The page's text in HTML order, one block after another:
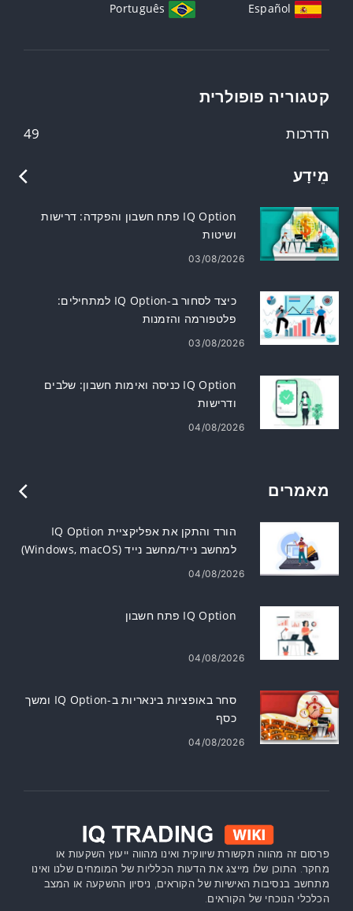
Español
Português
קטגוריה פופולרית
49 הדרכות
מֵידָע
IQ Option פתח חשבון והפקדה: דרישות
ושיטות
03/08/2026
כיצד לסחור ב-IQ Option למתחילים:
פלטפורמה והזמנות
03/08/2026
IQ Option כניסה ואימות חשבון: שלבים
ודרישות
04/08/2026
מאמרים
הורד והתקן את אפליקציית IQ Option
למחשב נייד/מחשב נייד (Windows, macOS)
04/08/2026
IQ Option פתח חשבון
04/08/2026
סחר באופציות בינאריות ב-IQ Option ומשך
כסף
04/08/2026
פרסום זה מהווה תקשורת שיווקית ואינו מהווה ייעוץ השקעות או
מחקר. התוכן שלו מייצג את הדעות הכלליות של המומחים שלנו ואינו
מתחשב בנסיבות האישיות של הקוראים, ניסיון ההשקעה או המצב
הכלכלי הנוכחי של הקוראים.